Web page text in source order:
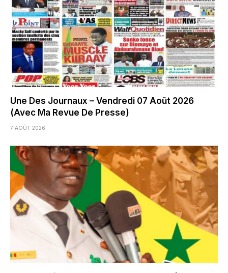
Une Des Journaux – Vendredi 07 Août 2026
(Avec Ma Revue De Presse)
7 AOÛT 2026